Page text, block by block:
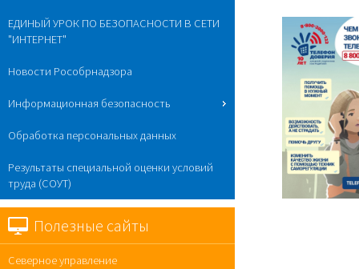
ЕДИНЫЙ УРОК ПО БЕЗОПАСНОСТИ В СЕТИ
"ИНТЕРНЕТ"
Новости Рособрнадзора
Информационная безопасность
Обработка персональных данных
Результаты специальной оценки условий
труда (СОУТ)
Полезные сайты
Северное управление